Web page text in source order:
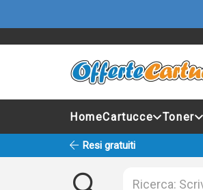
HomeCartucce Toner
Resi gratuiti